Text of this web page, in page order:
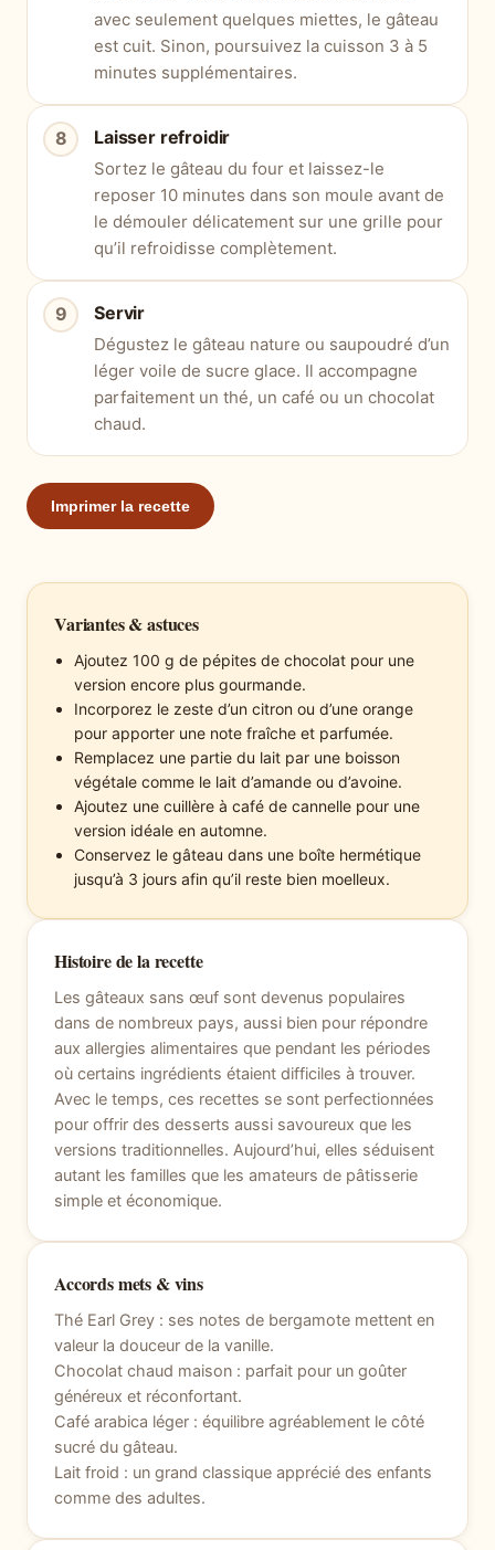
avec seulement quelques miettes, le gâteau
est cuit. Sinon, poursuivez la cuisson 3 à 5
minutes supplémentaires.
Laisser refroidir
Sortez le gâteau du four et laissez-le
reposer 10 minutes dans son moule avant de
le démouler délicatement sur une grille pour
qu’il refroidisse complètement.
Servir
Dégustez le gâteau nature ou saupoudré d’un
léger voile de sucre glace. Il accompagne
parfaitement un thé, un café ou un chocolat
chaud.
Imprimer la recette
Variantes & astuces
Ajoutez 100 g de pépites de chocolat pour une
version encore plus gourmande.
Incorporez le zeste d’un citron ou d’une orange
pour apporter une note fraîche et parfumée.
Remplacez une partie du lait par une boisson
végétale comme le lait d’amande ou d’avoine.
Ajoutez une cuillère à café de cannelle pour une
version idéale en automne.
Conservez le gâteau dans une boîte hermétique
jusqu’à 3 jours afin qu’il reste bien moelleux.
Histoire de la recette
Les gâteaux sans œuf sont devenus populaires
dans de nombreux pays, aussi bien pour répondre
aux allergies alimentaires que pendant les périodes
où certains ingrédients étaient difficiles à trouver.
Avec le temps, ces recettes se sont perfectionnées
pour offrir des desserts aussi savoureux que les
versions traditionnelles. Aujourd’hui, elles séduisent
autant les familles que les amateurs de pâtisserie
simple et économique.
Accords mets & vins
Thé Earl Grey : ses notes de bergamote mettent en
valeur la douceur de la vanille.
Chocolat chaud maison : parfait pour un goûter
généreux et réconfortant.
Café arabica léger : équilibre agréablement le côté
sucré du gâteau.
Lait froid : un grand classique apprécié des enfants
comme des adultes.